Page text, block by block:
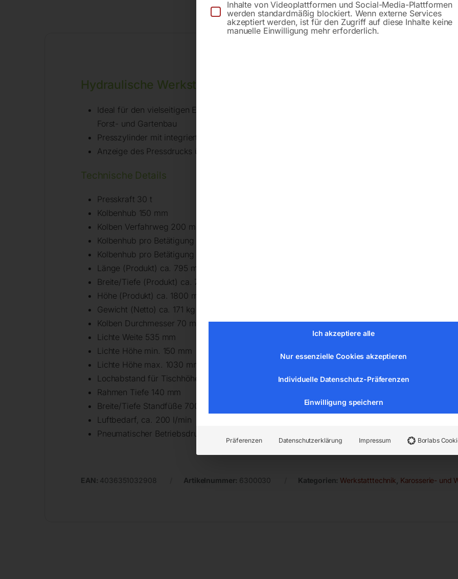
Beschreibung Produktsicherheit
Hydraulische Werkstattpresse WPP 30 E
Ideal für den vielseitigen Einsatz im Handwerk und bei Reparaturen in Schulen,
Forst- und Gartenbau
Presszylinder mit integrierter Rückholfeder
Anzeige des Pressdrucks über Manometer
Technische Details
Presskraft 30 t
Kolbenhub 150 mm
Kolben Verfahrweg 200 mm
Kolbenhub pro Betätigung 2,66 mm
Kolbenhub pro Betätigung 3,25 mm
Länge (Produkt) ca. 795 mm
Breite/Tiefe (Produkt) ca. 700 mm
Höhe (Produkt) ca. 1800 mm
Gewicht (Netto) ca. 171 kg
Kolben Durchmesser 70 mm
Lichte Weite 535 mm
Lichte Höhe min. 150 mm
Lichte Höhe max. 1030 mm
Lochabstand für Tischhöhenverstellung 110 mm
Rahmen Tiefe 140 mm
Breite/Tiefe Standfüße 700 mm
Luftbedarf, ca. 200 l/min
Pneumatischer Betriebsdruck 7,5 – 8,5 bar
EAN: 4036351032908 Artikelnummer: 6300030 Kategorien: Werkstatttechnik Karosserie- und
Inhalte von Videoplattformen und Social-Media-Plattformen
werden standardmäßig blockiert. Wenn externe Services
akzeptiert werden, ist für den Zugriff auf diese Inhalte keine
manuelle Einwilligung mehr erforderlich.
Ich akzeptiere alle
Nur essenzielle Cookies akzeptieren
Individuelle Datenschutz-Präferenzen
Einwilligung speichern
Präferenzen Datenschutzerklärung Impressum Borlabs